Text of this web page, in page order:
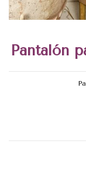
Pantalón